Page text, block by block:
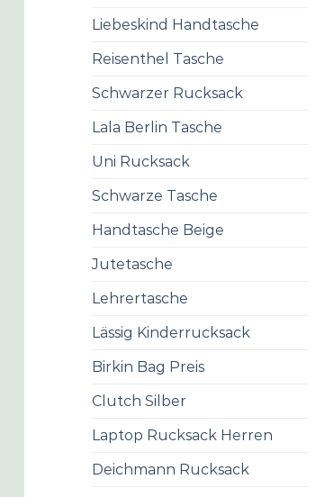
Liebeskind Handtasche
Reisenthel Tasche
Schwarzer Rucksack
Lala Berlin Tasche
Uni Rucksack
Schwarze Tasche
Handtasche Beige
Jutetasche
Lehrertasche
Lässig Kinderrucksack
Birkin Bag Preis
Clutch Silber
Laptop Rucksack Herren
Deichmann Rucksack